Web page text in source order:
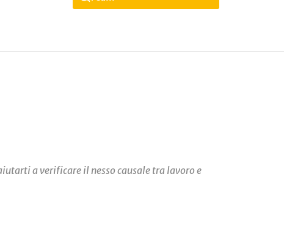
a verificare il nesso causale tra lavoro e